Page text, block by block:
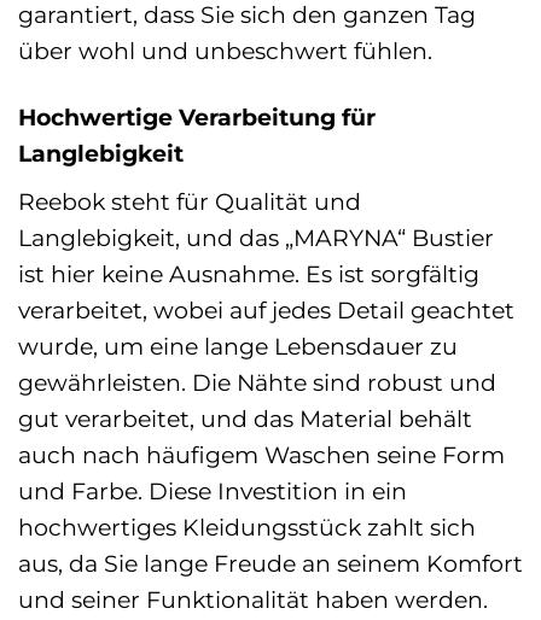
garantiert, dass Sie sich den ganzen Tag
über wohl und unbeschwert fühlen.
Hochwertige Verarbeitung für
Langlebigkeit
Reebok steht für Qualität und
Langlebigkeit, und das „MARYNA“ Bustier
ist hier keine Ausnahme. Es ist sorgfältig
verarbeitet, wobei auf jedes Detail geachtet
wurde, um eine lange Lebensdauer zu
gewährleisten. Die Nähte sind robust und
gut verarbeitet, und das Material behält
auch nach häufigem Waschen seine Form
und Farbe. Diese Investition in ein
hochwertiges Kleidungsstück zahlt sich
aus, da Sie lange Freude an seinem Komfort
und seiner Funktionalität haben werden.